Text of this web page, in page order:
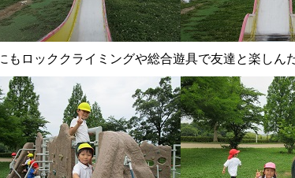
もロッククライミングや総合遊具で友達と楽しん